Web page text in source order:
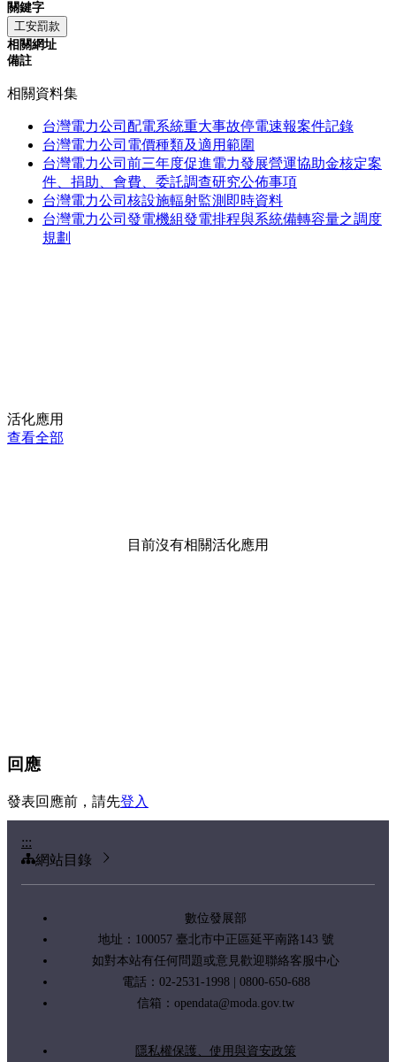
關鍵字
工安罰款
相關網址
備註
相關資料集
台灣電力公司配電系統重大事故停電速報案件記錄
台灣電力公司電價種類及適用範圍
台灣電力公司前三年度促進電力發展營運協助金核定案
件、捐助、會費、委託調查研究公佈事項
台灣電力公司核設施輻射監測即時資料
台灣電力公司發電機組發電排程與系統備轉容量之調度
規劃
活化應用
查看全部
目前沒有相關活化應用
回應
發表回應前，請先登入
:::
網站目錄
數位發展部
地址：100057 臺北市中正區延平南路143 號
如對本站有任何問題或意見歡迎聯絡客服中心
電話：02-2531-1998 | 0800-650-688
信箱： opendata@moda.gov.tw
隱私權保護、使用與資安政策